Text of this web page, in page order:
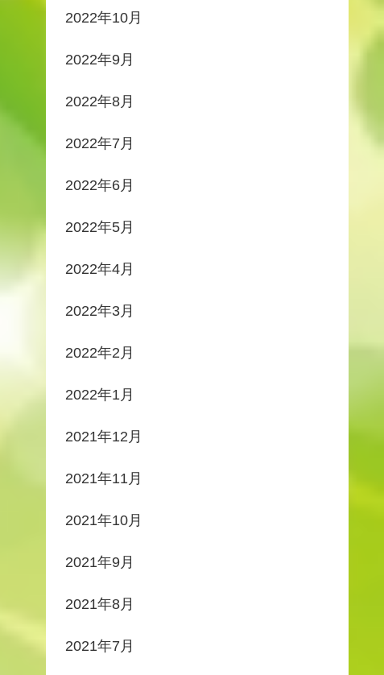
2022年10月
2022年9月
2022年8月
2022年7月
2022年6月
2022年5月
2022年4月
2022年3月
2022年2月
2022年1月
2021年12月
2021年11月
2021年10月
2021年9月
2021年8月
2021年7月